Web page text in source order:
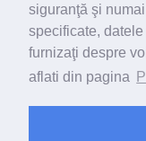
siguranţă şi
specificate,
furnizaţi despre
aflati din pagina
Sentinţă
Judecătoria Slatina
IMPOSIBILITATEA
PEDEAPSA